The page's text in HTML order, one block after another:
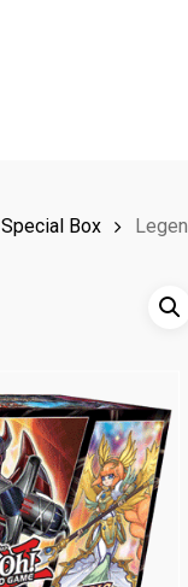
Special Box